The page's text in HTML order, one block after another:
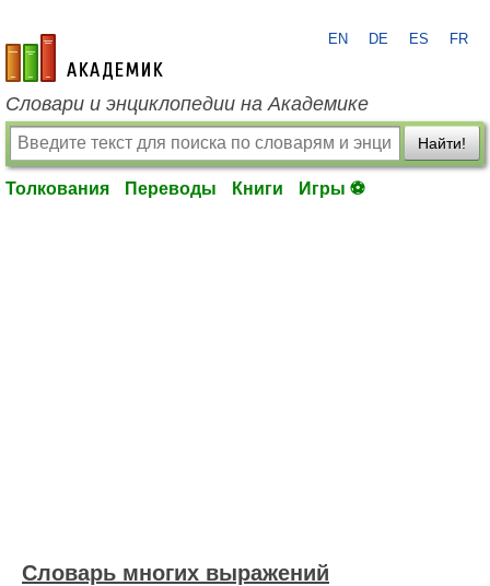
academic.ru
EN DE ES FR
Словари и энциклопедии на Академике
Найти!
Толкования Переводы Книги Игры ⚽
Словарь многих выражений